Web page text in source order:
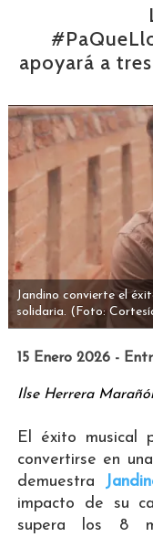
apoyará a
Jandino convierte el
solidaria. (Foto:
15 Enero 2026 -
Ilse Herrera
El éxito musical
convertirse en
demuestra
impacto de su
supera los 8